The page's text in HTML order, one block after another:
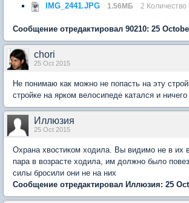
IMG_2441.JPG 1.56МБ 2 Количество
Сообщение отредактировал 90210: 25
chori
25 Oct 2015
Не понимаю как можно не попасть на эту
стройке на ярком велосипеде катался и ничего
Иллюзия
25 Oct 2015
Охрана хвостиком ходила. Вы видимо не в их
пара в возрасте ходила, им должно было
силы бросили они не на них
Сообщение отредактировал Иллюзия: 25